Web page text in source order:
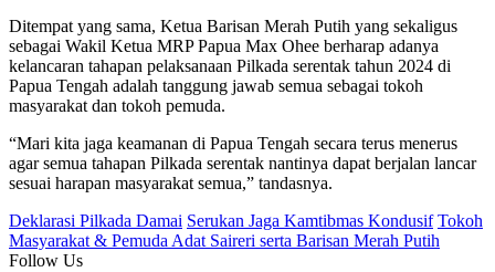
Ditempat yang sama, Ketua Barisan Merah Putih yang sekaligus
sebagai Wakil Ketua MRP Papua Max Ohee berharap adanya
kelancaran tahapan pelaksanaan Pilkada serentak tahun 2024 di
Papua Tengah adalah tanggung jawab semua sebagai tokoh
masyarakat dan tokoh pemuda.
“Mari kita jaga keamanan di Papua Tengah secara terus menerus
agar semua tahapan Pilkada serentak nantinya dapat berjalan lancar
sesuai harapan masyarakat semua,” tandasnya.
Deklarasi Pilkada Damai Serukan Jaga Kamtibmas Kondusif Tokoh
Masyarakat & Pemuda Adat Saireri serta Barisan Merah Putih
Follow Us